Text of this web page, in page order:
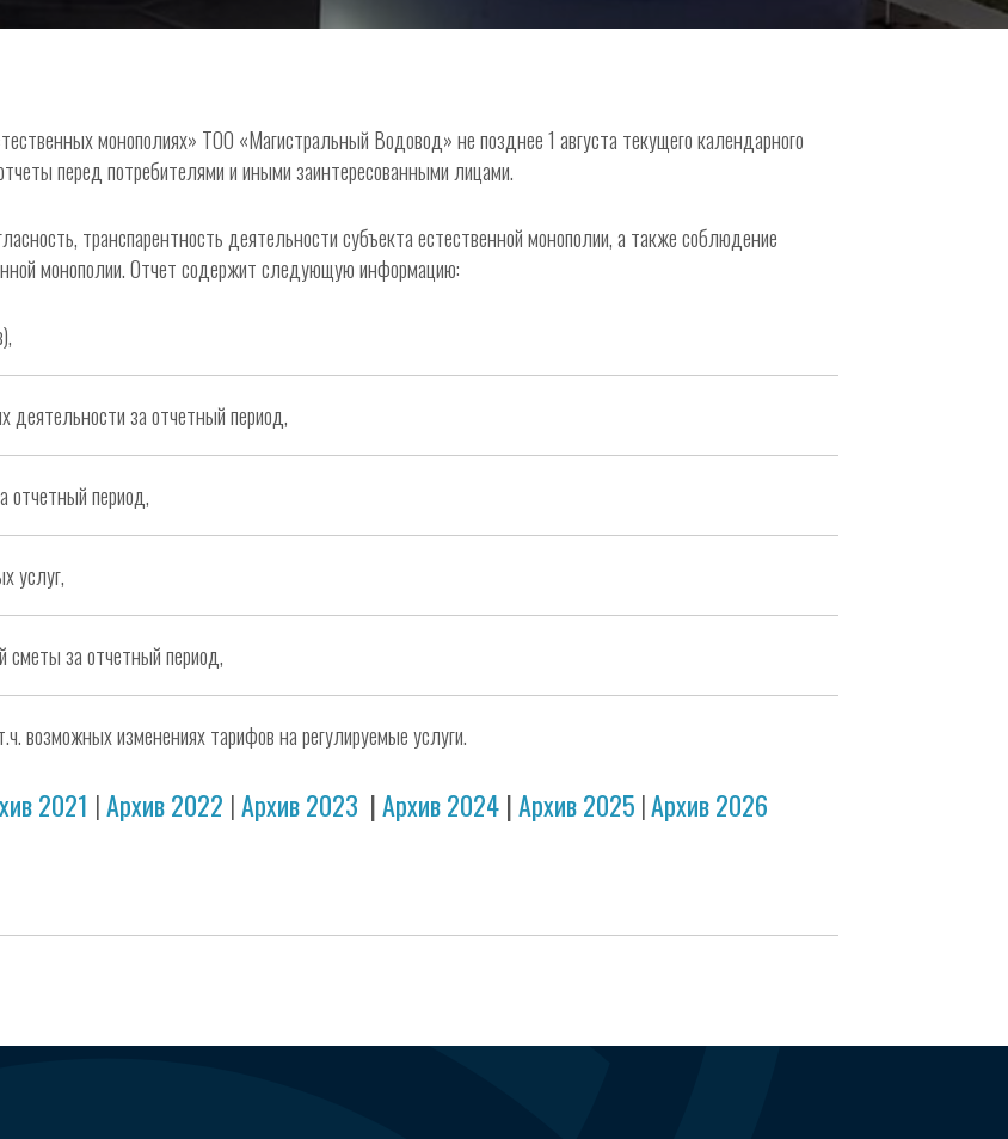
монополиях» ТОО «Магистральный Водовод» не позднее 1 августа текущего календарного
перед потребителями и иными заинтересованными лицами.
транспарентность деятельности субъекта естественной монополии, а также соблюдение
монополии. Отчет содержит следующую информацию:
деятельности за отчетный период,
отчетный период,
услуг,
сметы за отчетный период,
возможных изменениях тарифов на регулируемые услуги.
2021 |Архив 2022 |Архив 2023 |Архив 2024 |Архив 2025 |Архив 2026